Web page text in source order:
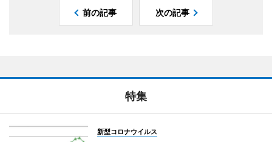
前の記事 次の記事
特集
新型コロナウイルス